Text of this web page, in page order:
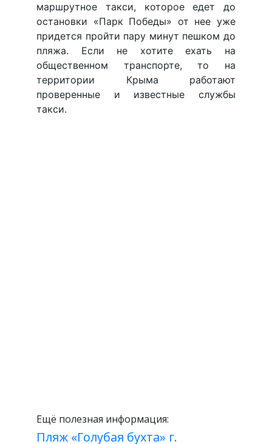
маршрутное такси, которое едет до
остановки «Парк Победы» от нее уже
придется пройти пару минут пешком до
пляжа. Если не хотите ехать на
общественном транспорте, то на
территории Крыма работают
проверенные и известные службы
такси.
Ещё полезная информация:
Пляж «Голубая бухта» г.